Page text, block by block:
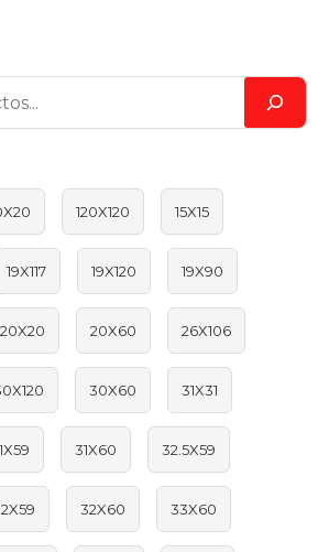
120X120 15X15
19X117 19X120 19X90
20X20 20X60 26X106
30X60 31X31
31X60 32.5X59
32X60 33X60